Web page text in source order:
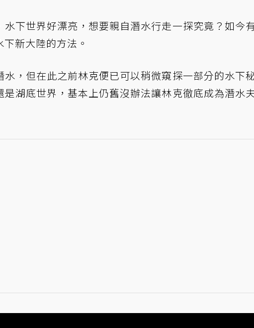
水下世界好漂亮，想要親自潛水行走一探究竟？如今
新大陸的方法。
，但在此之前林克便已可以稍微窺探一部分的水下
是湖底世界，基本上仍舊沒辦法讓林克徹底成為潛水